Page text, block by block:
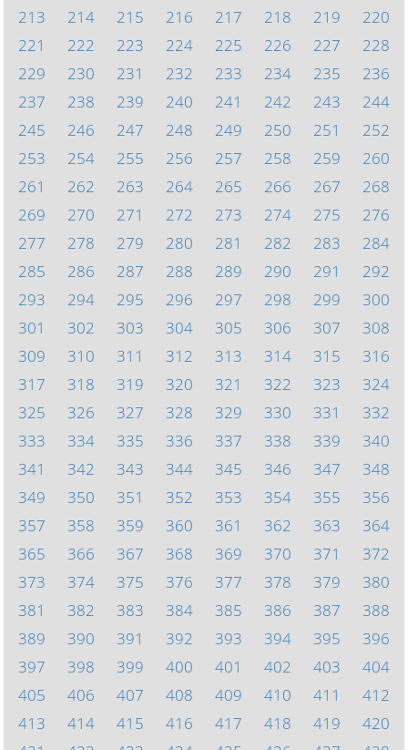
213
214 215 216 217 218 219
220
221
222 223 224 225 226 227
228
229
230 231 232 233 234 235
236
237
238 239 240 241 242 243
244
245
246 247 248 249 250 251
252
253
254 255 256 257 258 259
260
261
262 263 264 265 266 267
268
269
270 271 272 273 274 275
276
277
278 279 280 281 282 283
284
285
286 287 288 289 290 291
292
293
294 295 296 297 298 299
300
301
302 303 304 305 306 307
308
309
310 311 312 313 314 315
316
317
318 319 320 321 322 323
324
325
326 327 328 329 330 331
332
333
334 335 336 337 338 339
340
341
342 343 344 345 346 347
348
349
350 351 352 353 354 355
356
357
358 359 360 361 362 363
364
365
366 367 368 369 370 371
372
373
374 375 376 377 378 379
380
381
382 383 384 385 386 387
388
389
390 391 392 393 394 395
396
397
398 399 400 401 402 403
404
405
406 407 408 409 410 411
412
413
414 415 416 417 418 419
420